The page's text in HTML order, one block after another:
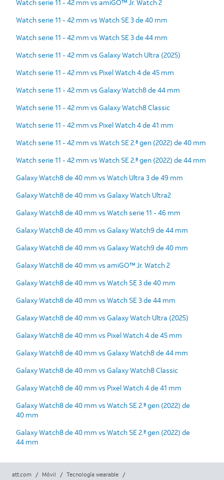
Watch serie 11 - 42 mm vs amiGO™ Jr. Watch 2
Watch serie 11 - 42 mm vs Watch SE 3 de 40 mm
Watch serie 11 - 42 mm vs Watch SE 3 de 44 mm
Watch serie 11 - 42 mm vs Galaxy Watch Ultra (2025)
Watch serie 11 - 42 mm vs Pixel Watch 4 de 45 mm
Watch serie 11 - 42 mm vs Galaxy Watch8 de 44 mm
Watch serie 11 - 42 mm vs Galaxy Watch8 Classic
Watch serie 11 - 42 mm vs Pixel Watch 4 de 41 mm
Watch serie 11 - 42 mm vs Watch SE 2.ª gen (2022) de 40 mm
Watch serie 11 - 42 mm vs Watch SE 2.ª gen (2022) de 44 mm
Galaxy Watch8 de 40 mm vs Watch Ultra 3 de 49 mm
Galaxy Watch8 de 40 mm vs Galaxy Watch Ultra2
Galaxy Watch8 de 40 mm vs Watch serie 11 - 46 mm
Galaxy Watch8 de 40 mm vs Galaxy Watch9 de 44 mm
Galaxy Watch8 de 40 mm vs Galaxy Watch9 de 40 mm
Galaxy Watch8 de 40 mm vs amiGO™ Jr. Watch 2
Galaxy Watch8 de 40 mm vs Watch SE 3 de 40 mm
Galaxy Watch8 de 40 mm vs Watch SE 3 de 44 mm
Galaxy Watch8 de 40 mm vs Galaxy Watch Ultra (2025)
Galaxy Watch8 de 40 mm vs Pixel Watch 4 de 45 mm
Galaxy Watch8 de 40 mm vs Galaxy Watch8 de 44 mm
Galaxy Watch8 de 40 mm vs Galaxy Watch8 Classic
Galaxy Watch8 de 40 mm vs Pixel Watch 4 de 41 mm
Galaxy Watch8 de 40 mm vs Watch SE 2.ª gen (2022) de
40 mm
Galaxy Watch8 de 40 mm vs Watch SE 2.ª gen (2022) de
44 mm
att.com / Móvil / Tecnología wearable
/